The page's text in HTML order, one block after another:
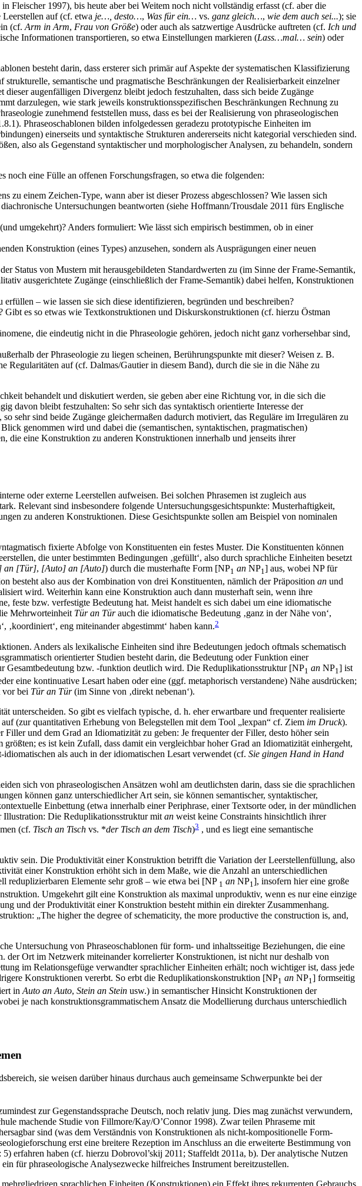
Fleischer 1997), bis heute aber bei Weitem noch nicht vollständig erfasst (cf. aber die
auf (cf. etwa je…, desto…, Was für ein… vs. ganz gleich…, wie dem auch sei...); sie
(cf. Arm in Arm, Frau von Größe) oder auch als satzwertige Ausdrücke auftreten (cf. Ich und
Informationen transportieren, so etwa Einstellungen markieren (Lass…mal… sein) oder
besteht darin, dass ersterer sich primär auf Aspekte der systematischen Klassifizierung
semantische und pragmatische Beschränkungen der Realisierbarkeit einzelner
dieser augenfälligen Divergenz bleibt jedoch festzuhalten, dass sich beide Zugänge
darzulegen, wie stark jeweils konstruktionsspezifischen Beschränkungen Rechnung zu
zunehmend feststellen muss, dass es bei der Realisierung von phraseologischen
Phraseoschablonen bilden infolgedessen geradezu prototypische Einheiten im
einerseits und syntaktische Strukturen andererseits nicht kategorial verschieden sind.
also als Gegenstand syntaktischer und morphologischer Analysen, zu behandeln, sondern
eine Fülle an offenen Forschungsfragen, so etwa die folgenden:
einem Zeichen-Type, wann aber ist dieser Prozess abgeschlossen? Wie lassen sich
Untersuchungen beantworten (siehe Hoffmann/Trousdale 2011 fürs Englische
umgekehrt)? Anders formuliert: Wie lässt sich empirisch bestimmen, ob in einer
Konstruktion (eines Types) anzusehen, sondern als Ausprägungen einer neuen
Status von Mustern mit herausgebildeten Standardwerten zu (im Sinne der Frame-Semantik,
ausgerichtete Zugänge (einschließlich der Frame-Semantik) dabei helfen, Konstruktionen
– wie lassen sie sich diese identifizieren, begründen und beschreiben?
es so etwas wie Textkonstruktionen und Diskurskonstruktionen (cf. hierzu Östman
die eindeutig nicht in die Phraseologie gehören, jedoch nicht ganz vorhersehbar sind,
der Phraseologie zu liegen scheinen, Berührungspunkte mit dieser? Weisen z. B.
Regularitäten auf (cf. Dalmas/Gautier in diesem Band), durch die sie in die Nähe zu
behandelt und diskutiert werden, sie geben aber eine Richtung vor, in die sich die
davon bleibt festzuhalten: So sehr sich das syntaktisch orientierte Interesse der
sehr sind beide Zugänge gleichermaßen dadurch motiviert, das Reguläre im Irregulären zu
genommen wird und dabei die (semantischen, syntaktischen, pragmatischen)
die eine Konstruktion zu anderen Konstruktionen innerhalb und jenseits ihrer
oder externe Leerstellen aufweisen. Bei solchen Phrasemen ist zugleich aus
Relevant sind insbesondere folgende Untersuchungsgesichtspunkte: Musterhaftigkeit,
zu anderen Konstruktionen. Diese Gesichtspunkte sollen am Beispiel von nominalen
fixierte Abfolge von Konstituenten ein festes Muster. Die Konstituenten können
die unter bestimmten Bedingungen ‚gefüllt‘, also durch sprachliche Einheiten besetzt
an [Tür], [Auto] an [Auto]) durch die musterhafte Form [NP1 an NP1] aus, wobei NP für
besteht also aus der Kombination von drei Konstituenten, nämlich der Präposition an und
wird. Weiterhin kann eine Konstruktion auch dann musterhaft sein, wenn ihre
feste bzw. verfestigte Bedeutung hat. Meist handelt es sich dabei um eine idiomatische
Mehrworteinheit Tür an Türauch die idiomatische Bedeutung ‚ganz in der Nähe von‘,
‚koordiniert‘, eng miteinander abgestimmt‘ haben kann.2
Anders als lexikalische Einheiten sind ihre Bedeutungen jedoch oftmals schematisch
orientierter Studien besteht darin, die Bedeutung oder Funktion einer
Gesamtbedeutung bzw. -funktion deutlich wird. Die Reduplikationsstruktur [NP1 an NP1 ] ist
eine kontinuative Lesart haben oder eine (ggf. metaphorisch verstandene) Nähe ausdrücken;
vor bei Tür an Tür(im Sinne von ‚direkt nebenan‘).
So gibt es vielfach typische, d. h. eher erwartbare und frequenter realisierte
(zur quantitativen Erhebung von Belegstellen mit dem Tool „lexpan“ cf. Ziem im Druck).
und dem Grad an Idiomatizität zu geben: Je frequenter der Filler, desto höher sein
größten; es ist kein Zufall, dass damit ein vergleichbar hoher Grad an Idiomatizität einhergeht,
als auch in der idiomatischen Lesart verwendet (cf. Sie gingen Hand in Hand
sich von phraseologischen Ansätzen wohl am deutlichsten darin, dass sie die sprachlichen
können ganz unterschiedlicher Art sein, sie können semantischer, syntaktischer,
Einbettung (etwa innerhalb einer Periphrase, einer Textsorte oder, in der mündlichen
Die Reduplikationsstruktur mit an weist keine Constraints hinsichtlich ihrer
(cf. Tisch an Tisch vs. *der Tisch an dem Tisch)3 , und es liegt eine semantische
sein. Die Produktivität einer Konstruktion betrifft die Variation der Leerstellenfüllung, also
einer Konstruktion erhöht sich in dem Maße, wie die Anzahl an unterschiedlichen
reduplizierbaren Elemente sehr groß – wie etwa bei [NP 1 an NP1], insofern hier eine große
Umgekehrt gilt eine Konstruktion als maximal unproduktiv, wenn es nur eine einzige
und der Produktivität einer Konstruktion besteht mithin ein direkter Zusammenhang.
„The higher the degree of schematicity, the more productive the construction is, and,
Untersuchung von Phraseoschablonen für form- und inhaltsseitige Beziehungen, die eine
Ort im Netzwerk miteinander korrelierter Konstruktionen, ist nicht nur deshalb von
im Relationsgefüge verwandter sprachlicher Einheiten erhält; noch wichtiger ist, dass jede
Konstruktionen vererbt. So erbt die Reduplikationskonstruktion [NP1 an NP1] formseitig
in Auto an Auto, Stein an Stein usw.) in semantischer Hinsicht Konstruktionen der
je nach konstruktionsgrammatischem Ansatz die Modellierung durchaus unterschiedlich
sie weisen darüber hinaus durchaus auch gemeinsame Schwerpunkte bei der
zur Gegenstandssprache Deutsch, noch relativ jung. Dies mag zunächst verwundern,
machende Studie von Fillmore/Kay/O’Connor 1998). Zwar teilen Phraseme mit
sind (was dem Verständnis von Konstruktionen als nicht-kompositionelle Form-
erst eine breitere Rezeption im Anschluss an die erweiterte Bestimmung von
erfahren haben (cf. hierzu Dobrovol’skij 2011; Staffeldt 2011a, b). Der analytische Nutzen
für phraseologische Analysezwecke hilfreiches Instrument bereitzustellen.